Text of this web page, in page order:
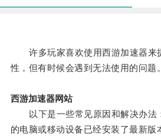
许多玩家喜欢使用西游加速器来
性，但有时候会遇到无法使用的问题。
西游加速器网站
以下是一些常见原因和解决办法
的电脑或移动设备已经安装了最新版